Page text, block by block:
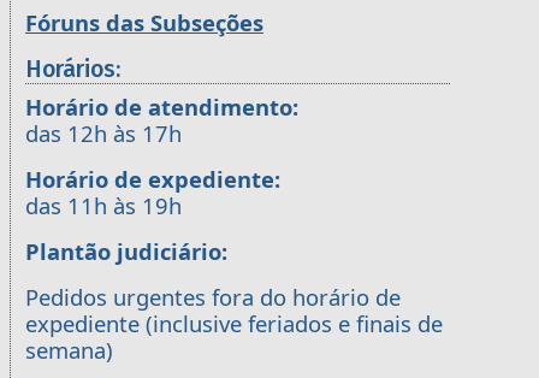
Fóruns das Subseções
Horários:
Horário de atendimento:
das 12h às 17h
Horário de expediente:
das 11h às 19h
Plantão judiciário:
Pedidos urgentes fora do horário de
expediente (inclusive feriados e finais de
semana)